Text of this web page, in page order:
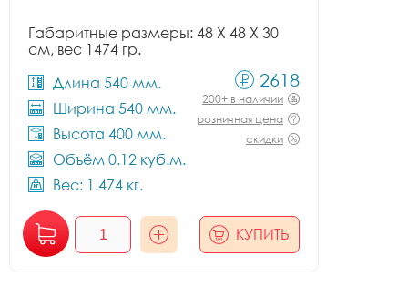
Габаритные размеры: 48 X 48 X 30
см, вес 1474 гр.
Длина 540 мм.
Ширина 540 мм.
Высота 400 мм.
Объём 0.12 куб.м.
Вес: 1.474 кг.
2618
200+ в наличии
розничная цена
скидки
КУПИТЬ